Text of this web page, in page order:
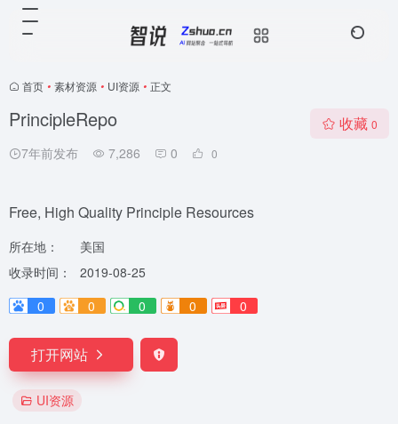
首页 • 素材资源 • UI资源 • 正文
PrincipleRepo
7年前发布 7,286 0 0
收藏 0
Free, High Quality Principle Resources
所在地：
美国
收录时间：
2019-08-25
0
0 0 0 0
打开网站
UI资源